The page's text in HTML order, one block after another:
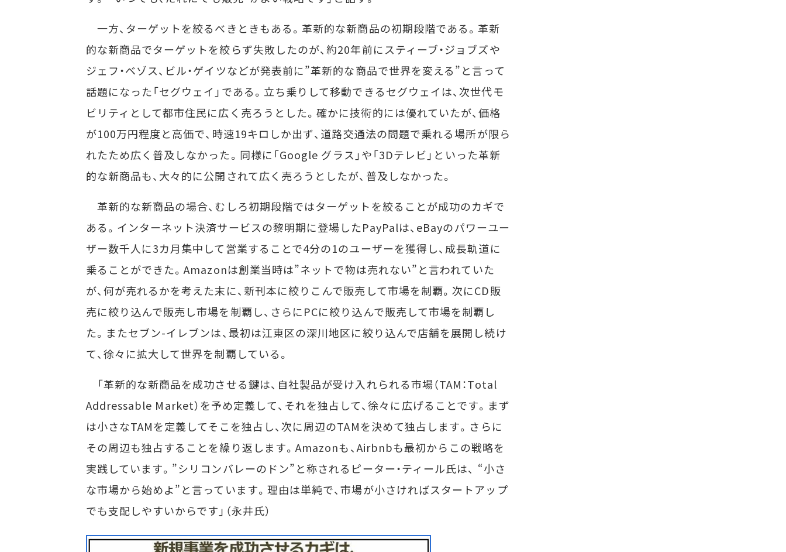
一方、ターゲットを絞るべきときもある。革新的な新商品の初期段階である。革新
的な新商品でターゲットを絞らず失敗したのが、約20年前にスティーブ・ジョブズや
ジェフ・ベゾス、ビル・ゲイツなどが発表前に”革新的な商品で世界を変える”と言って
話題になった「セグウェイ」である。立ち乗りして移動できるセグウェイは、次世代モ
ビリティとして都市住民に広く売ろうとした。確かに技術的には優れていたが、価格
が100万円程度と高価で、時速19キロしか出ず、道路交通法の問題で乗れる場所が限ら
れたため広く普及しなかった。同様に「Google グラス」や「3Dテレビ」といった革新
的な新商品も、大々的に公開されて広く売ろうとしたが、普及しなかった。
革新的な新商品の場合、むしろ初期段階ではターゲットを絞ることが成功のカギで
ある。インターネット決済サービスの黎明期に登場したPayPalは、eBayのパワーユー
ザー数千人に3カ月集中して営業することで4分の1のユーザーを獲得し、成長軌道に
乗ることができた。Amazonは創業当時は”ネットで物は売れない”と言われていた
が、何が売れるかを考えた末に、新刊本に絞りこんで販売して市場を制覇。次にCD販
売に絞り込んで販売し市場を制覇し、さらにPCに絞り込んで販売して市場を制覇し
た。またセブン-イレブンは、最初は江東区の深川地区に絞り込んで店舗を展開し続け
て、徐々に拡大して世界を制覇している。
「革新的な新商品を成功させる鍵は、自社製品が受け入れられる市場（TAM：Total
Addressable Market）を予め定義して、それを独占して、徐々に広げることです。まず
は小さなTAMを定義してそこを独占し、次に周辺のTAMを決めて独占します。さらに
その周辺も独占することを繰り返します。Amazonも、Airbnbも最初からこの戦略を
実践しています。”シリコンバレーのドン”と称されるピーター・ティール氏は、 “小さ
な市場から始めよ”と言っています。理由は単純で、市場が小さければスタートアップ
でも支配しやすいからです」（永井氏）